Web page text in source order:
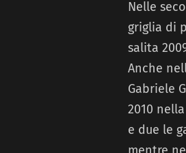
Nelle
griglia di
salita
Anche
Gabriele
2010
e due le
mentre